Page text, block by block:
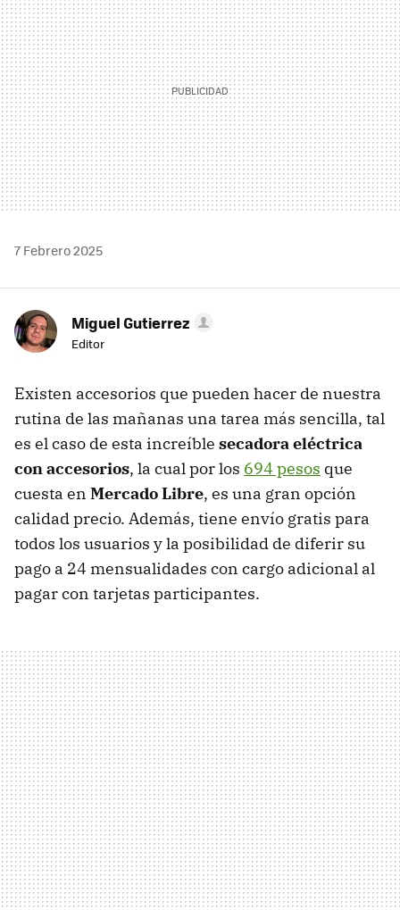
7 Febrero 2025
Miguel Gutierrez
Editor
Existen accesorios que pueden hacer de nuestra
rutina de las mañanas una tarea más sencilla, tal
es el caso de esta increíble secadora eléctrica
con accesorios, la cual por los 694 pesos que
cuesta en Mercado Libre, es una gran opción
calidad precio. Además, tiene envío gratis para
todos los usuarios y la posibilidad de diferir su
pago a 24 mensualidades con cargo adicional al
pagar con tarjetas participantes.